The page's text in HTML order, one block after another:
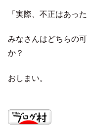
「実際、不正はあっ
みなさんはどちらの
か？
おしまい。